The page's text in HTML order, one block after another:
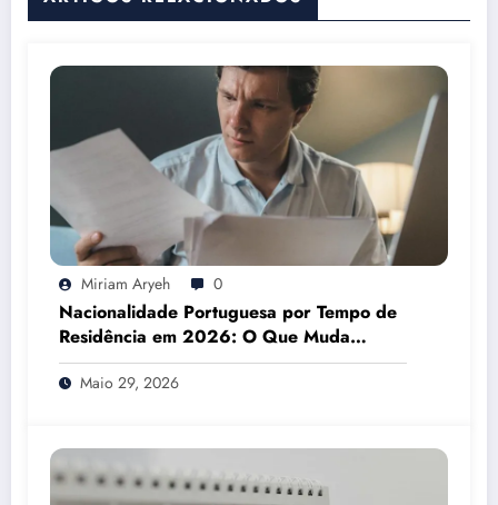
Miriam Aryeh 0
Nacionalidade Portuguesa por Tempo de
Residência em 2026: O Que Muda
Mesmo
Maio 29, 2026